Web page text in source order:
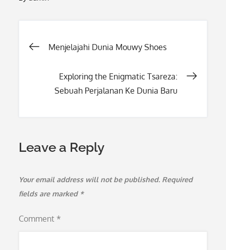
Post
navigation
Menjelajahi Dunia Mouwy Shoes
Exploring the Enigmatic Tsareza:
Sebuah Perjalanan Ke Dunia Baru
Leave a Reply
Your email address will not be published. Required
fields are marked *
Comment *